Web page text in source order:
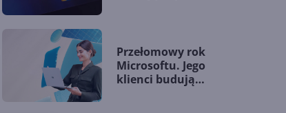
Przełomowy rok
Microsoftu. Jego
klienci budują